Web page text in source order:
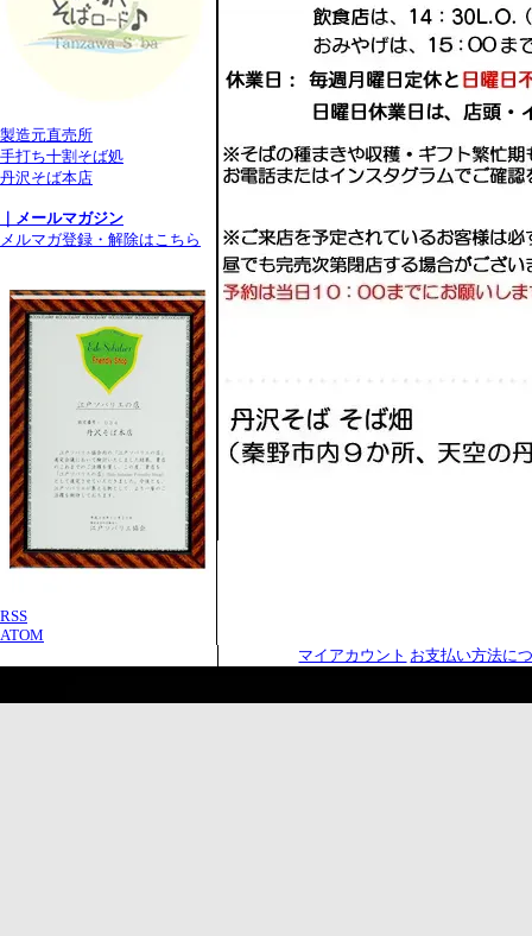
製造元直売所
手打ち十割そば処
丹沢そば本店
｜メールマガジン
メルマガ登録・解除はこちら
RSS
ATOM
マイアカウント お支払い方法に